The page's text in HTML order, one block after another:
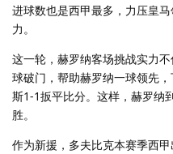
进球数也是西甲最多，力压皇
力。
这一轮，赫罗纳客场挑战实力
球破门，帮助赫罗纳一球领先
斯1-1扳平比分。这样，赫罗纳
胜。
作为新援，多夫比克本赛季西